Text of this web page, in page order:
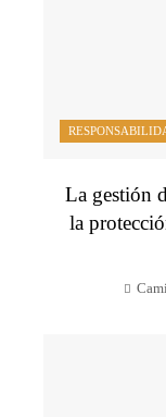
La gestión
la